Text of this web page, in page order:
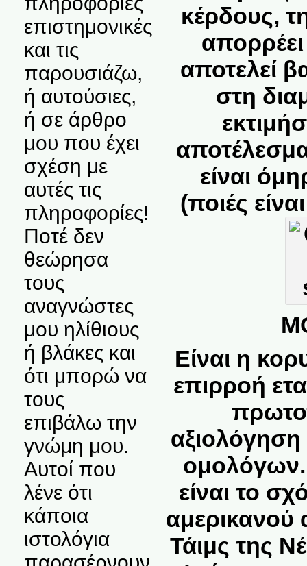
επιστημονικές
και τις
παρουσιάζω,
ή αυτούσιες,
ή σε άρθρο
μου που έχει
σχέση με
αυτές τις
πληροφορίες!
Ποτέ δεν
θεώρησα
τους
αναγνώστες
μου ηλίθιους
ή βλάκες και
ότι μπορώ να
τους
επιβάλω την
γνώμη μου.
Αυτοί που
λένε ότι
κάποια
ιστολόγια
κέρδους,
αποτελεί
στη
είναι
(ποιές
Είναι η
επιρροή
ομολόγων.
είναι το
Τάιμς της